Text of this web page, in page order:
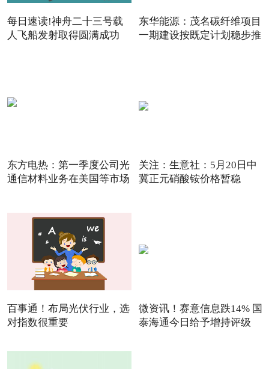
每日速读!神舟二十三号载
人飞船发射取得圆满成功
东华能源：茂名碳纤维项目
一期建设按既定计划稳步推
东方电热：第一季度公司光
通信材料业务在美国等市场
关注：生意社：5月20日中
冀正元硝酸铵价格暂稳
百事通！布局光伏行业，选
对指数很重要
微资讯！赛意信息跌14% 国
泰海通今日给予增持评级